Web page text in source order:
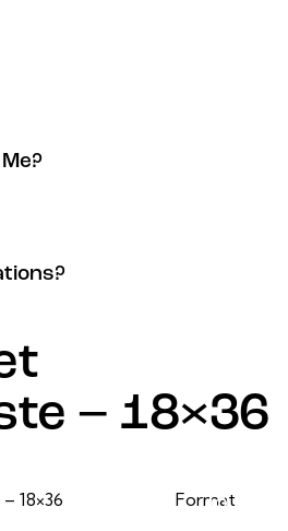
– 18×36
Format
18 po